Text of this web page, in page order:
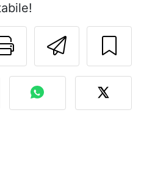
Invia
Stampa la
l'autore
foto di